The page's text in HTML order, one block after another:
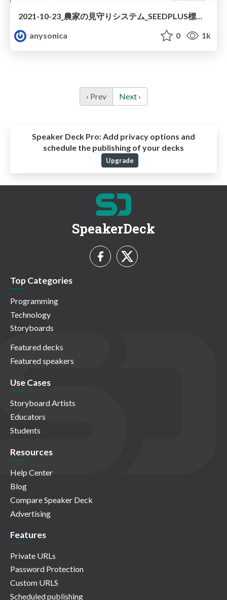
2021-10-23_農家の見守りシステム_SEEDPLUS標準.pdf
anysonica
0 1k
‹ Prev Next ›
Speaker Deck Pro:Add privacy options and
schedule the publishing of your decks
Upgrade
SpeakerDeck
Top Categories
Programming
Technology
Storyboards
Featured decks
Featured speakers
Use Cases
Storyboard Artists
Educators
Students
Resources
Help Center
Blog
Compare Speaker Deck
Advertising
Features
Private URLs
Password Protection
Custom URLS
Scheduled publishing